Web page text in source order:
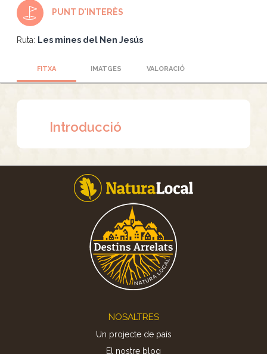
PUNT D'INTERÈS
Ruta: Les mines del Nen Jesús
FITXA IMATGES VALORACIÓ
Introducció
NOSALTRES
Un projecte de país
El nostre blog